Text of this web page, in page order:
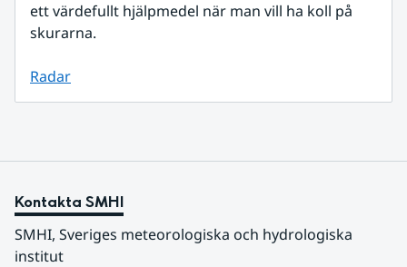
ett värdefullt hjälpmedel när man vill ha koll på
skurarna.
Radar
Kontakta SMHI
SMHI, Sveriges meteorologiska och hydrologiska
institut